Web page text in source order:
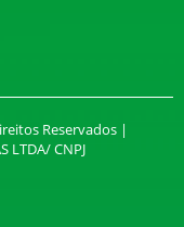
Reservados |
LTDA/ CNPJ